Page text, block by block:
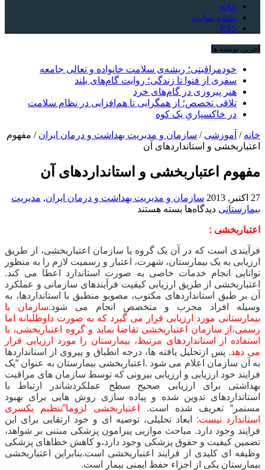
خانه
نقشه سایت
RSS
آخرین نوشته ها
خودمراقبتی؛ ریشه‌ی سلامت خانواده و تعالی جامعه
سفری از فتوا تا زندگی؛ روایت گام‌های بلند
هنر پیروزی در گام‌های خرد
تلاقی تخصص؛ از همگرایی تا هم‌افزایی در نظام سلامت
در خاکسپاریِ یک کوه
خانه / آموزشی / سازمان و مدیریت بهداشت و درمان ایران / مفهوم
اعتباربخشی و استانداردهای آن
مفهوم اعتباربخشی و استانداردهای آن
27 اکتبر, 2013 سازمان و مدیریت بهداشت و درمان ایران, مدیریت
بیمارستانی دیدگاه‌ها برای
و
استانداردهای
آن
بسته هستند
اعتباربخشی :
فرآیندی است که در آن یک گروه یا سازمان اعتباربخشی، از طریق
ارزیابی به یک بیمارستان، شهرت، اعتبار و رسمیت لازم را به منظور
توانایی انجام خدمات خاصی به صورت استاندارد اعطا می کند.
اعتباربخشی از طریق ارزیابی کیفیت فرآیندهای سازمانی و عملکرد
آن بر طبق استانداردهای مکتوب، مصوبو منطبق با استانداردها، به
وسیله افراد مجرب و متخصص انجام می شود.سازمان یا
بیمارستانی مورد ارزیابی قرار می گیرد که به صورت داوطلبانه اما
رسمی،از سازمان اعتباربخشی تقاضا نماید و گروه اعتباربخشی، با
استفاده
از استانداردهای مرتبط، بیمارستان را مورد ارزیابی قرار
می دهد. پس ازتحلیل یافته ها، درجه انطباق و پیروی از استانداردها
به آن سازمان اعلام می شود .اعتباربخشی بیمارستان به عنوان “یک
فرایند خود ارزیابی و ارزیابی بیرونی که توسط سازمان های مراقبت
بهداشتی برای ارزیابی صحیح سطح عملکردشاندر ارتباط با
استانداردهای تدوین شده و پیاده سازی روش هایی برای بهبود
مستمر “تعریف شده است.
اعتباربخشی لزوما”تنظیم یکسری
استاندارد نیست:
ابعاد تحلیلی، توصیه ای و خود ارتقایی برای این
فرایند وجود دارد. مباحث موازیی پیرامون پزشکی مبتنی بر شواهد،
تضمین کیفیت و حقوق پزشکی وجود دارد،و کاهش خطاهای پزشکی
وظیفه ای کلیدی از فرایند اعتباربخشی است.بنابراین اعتباربخشی
بیمارستان یکی از اجزاء حفظ ایمنی بیمار است.